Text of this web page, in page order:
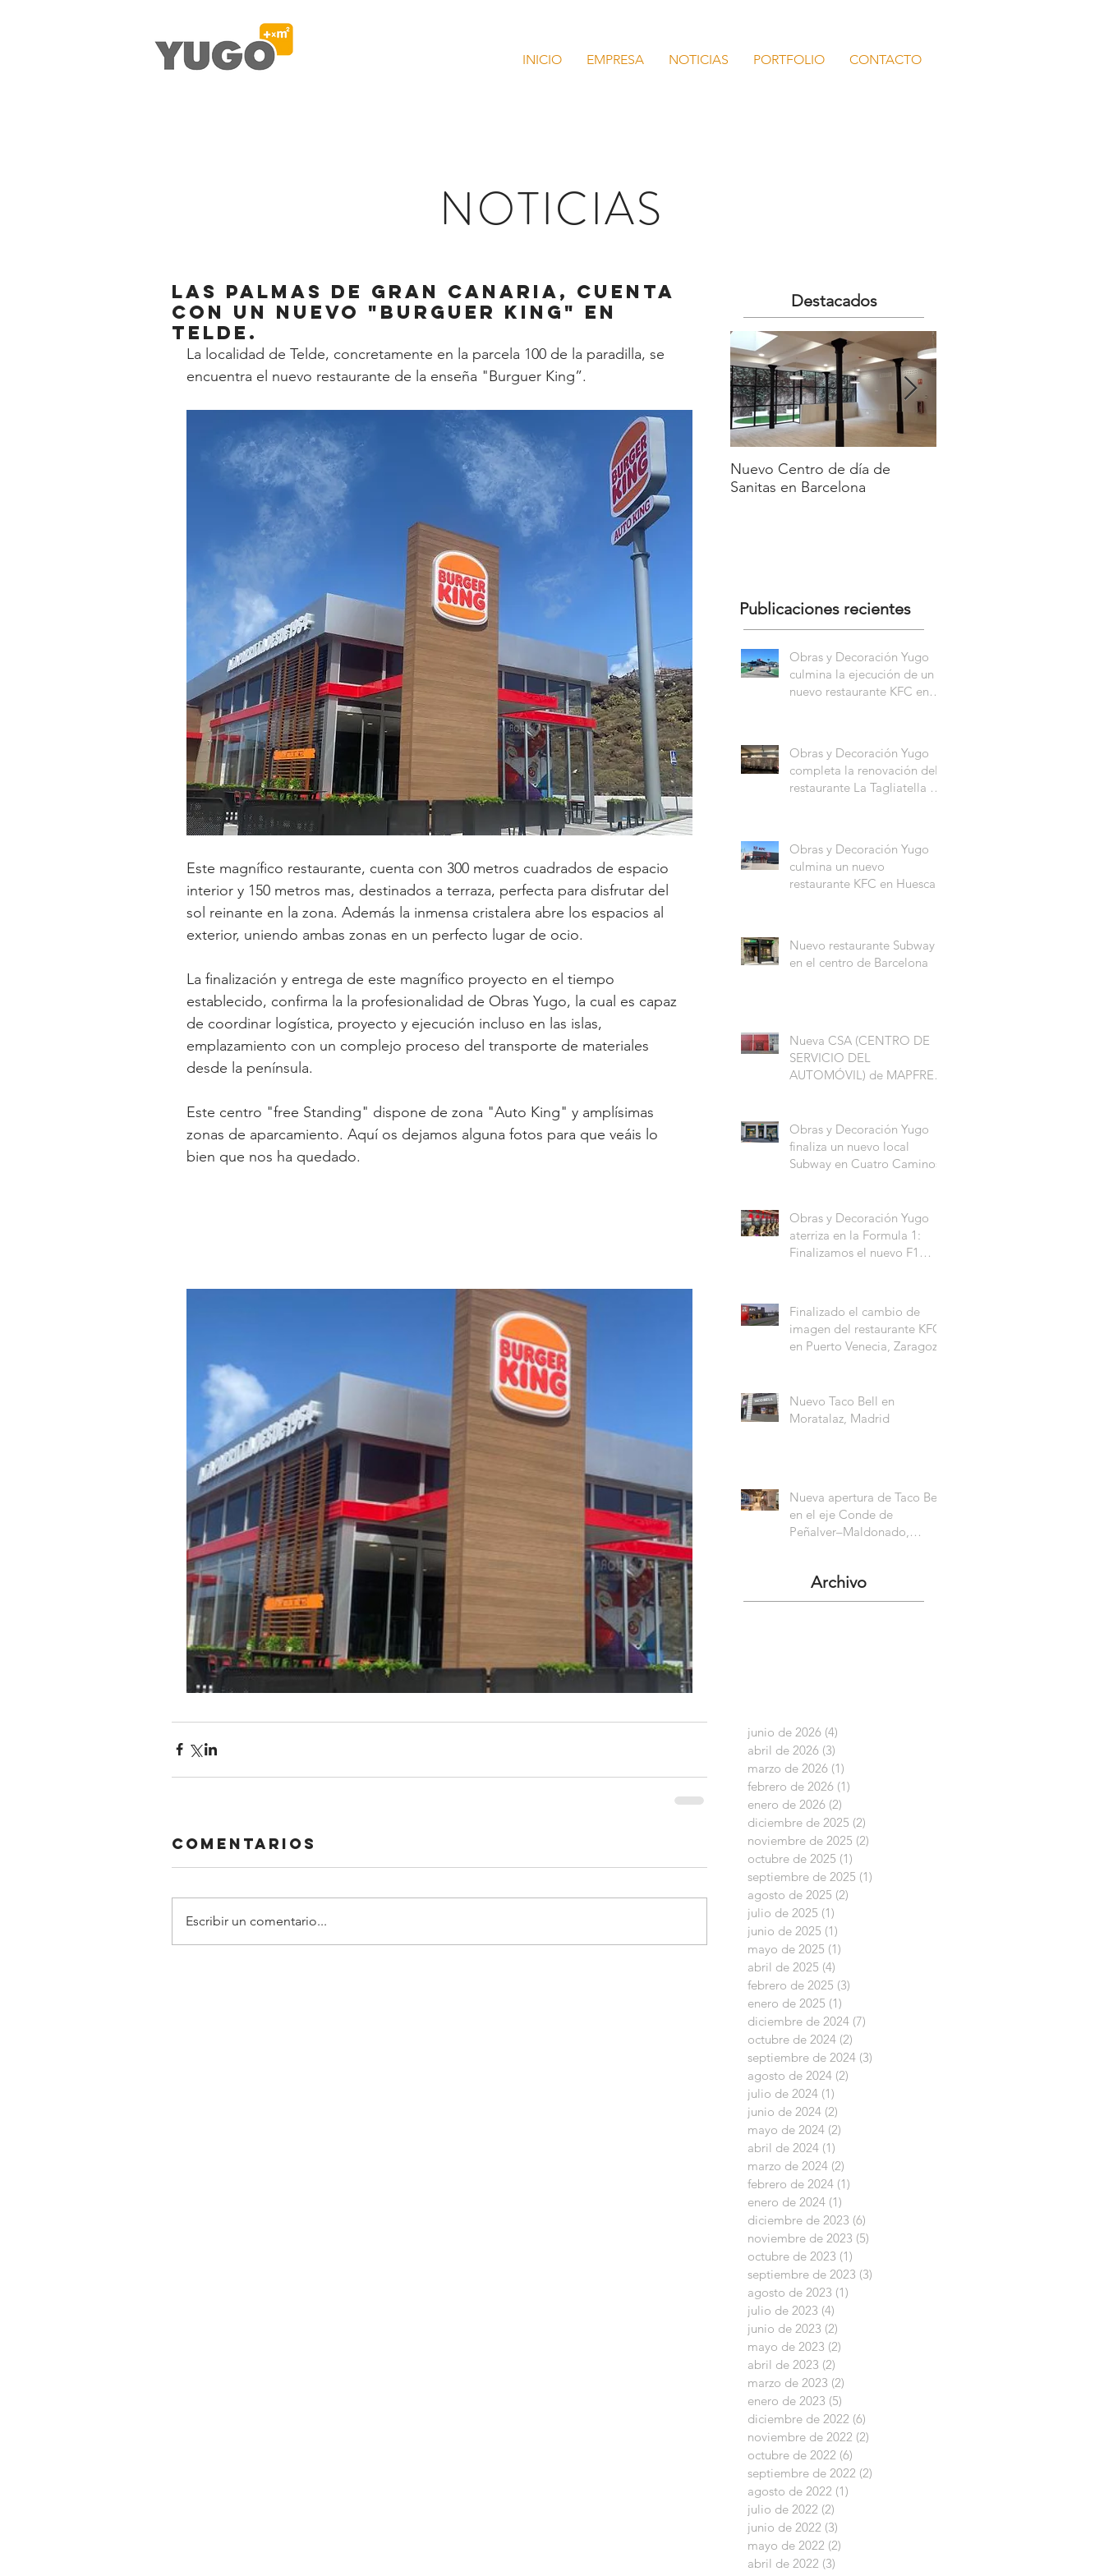
INICIO EMPRESA NOTICIAS PORTFOLIO CONTACTO
NOTICIAS
Las Palmas de Gran Canaria, cuenta
con un nuevo "Burguer King" en
Telde.
La localidad de Telde, concretamente en la parcela 100 de la paradilla, se
encuentra el nuevo restaurante de la enseña "Burguer King”.
Este magnífico restaurante, cuenta con 300 metros cuadrados de espacio
interior y 150 metros mas, destinados a terraza, perfecta para disfrutar del
sol reinante en la zona. Además la inmensa cristalera abre los espacios al
exterior, uniendo ambas zonas en un perfecto lugar de ocio.
La finalización y entrega de este magnífico proyecto en el tiempo
establecido, confirma la la profesionalidad de Obras Yugo, la cual es capaz
de coordinar logística, proyecto y ejecución incluso en las islas,
emplazamiento con un complejo proceso del transporte de materiales
desde la península.
Este centro "free Standing" dispone de zona "Auto King" y amplísimas
zonas de aparcamiento. Aquí os dejamos alguna fotos para que veáis lo
bien que nos ha quedado.
Comentarios
Escribir un comentario...
Destacados
Nuevo Centro de día de
Sanitas en Barcelona
Publicaciones recientes
Obras y Decoración Yugo
culmina la ejecución de un
nuevo restaurante KFC en
Obras y Decoración Yugo
completa la renovación del
restaurante La Tagliatella en
Obras y Decoración Yugo
culmina un nuevo
restaurante KFC en Huesca
Nuevo restaurante Subway
en el centro de Barcelona
Nueva CSA (CENTRO DE
SERVICIO DEL
AUTOMÓVIL) de MAPFRE
Obras y Decoración Yugo
finaliza un nuevo local
Subway en Cuatro Caminos.
Obras y Decoración Yugo
aterriza en la Formula 1:
Finalizamos el nuevo F1
Finalizado el cambio de
imagen del restaurante KFC
en Puerto Venecia, Zaragoza
Nuevo Taco Bell en
Moratalaz, Madrid
Nueva apertura de Taco Bell
en el eje Conde de
Peñalver–Maldonado,
Archivo
junio de 2026 (4)
abril de 2026 (3)
marzo de 2026 (1)
febrero de 2026 (1)
enero de 2026 (2)
diciembre de 2025 (2)
noviembre de 2025 (2)
octubre de 2025 (1)
septiembre de 2025 (1)
agosto de 2025 (2)
julio de 2025 (1)
junio de 2025 (1)
mayo de 2025 (1)
abril de 2025 (4)
febrero de 2025 (3)
enero de 2025 (1)
diciembre de 2024 (7)
octubre de 2024 (2)
septiembre de 2024 (3)
agosto de 2024 (2)
julio de 2024 (1)
junio de 2024 (2)
mayo de 2024 (2)
abril de 2024 (1)
marzo de 2024 (2)
febrero de 2024 (1)
enero de 2024 (1)
diciembre de 2023 (6)
noviembre de 2023 (5)
octubre de 2023 (1)
septiembre de 2023 (3)
agosto de 2023 (1)
julio de 2023 (4)
junio de 2023 (2)
mayo de 2023 (2)
abril de 2023 (2)
marzo de 2023 (2)
enero de 2023 (5)
diciembre de 2022 (6)
noviembre de 2022 (2)
octubre de 2022 (6)
septiembre de 2022 (2)
agosto de 2022 (1)
julio de 2022 (2)
junio de 2022 (3)
mayo de 2022 (2)
abril de 2022 (3)